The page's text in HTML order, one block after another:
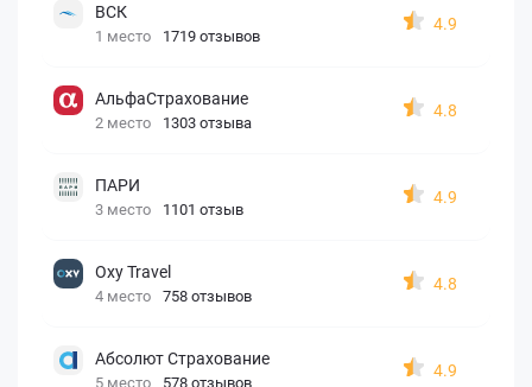
ВСК
1 место 1719 отзывов
4.9
АльфаСтрахование
2 место 1303 отзыва
4.8
ПАРИ
3 место 1101 отзыв
4.9
Oxy Travel
4 место 758 отзывов
4.8
Абсолют Страхование
5 место 578 отзывов
4.9